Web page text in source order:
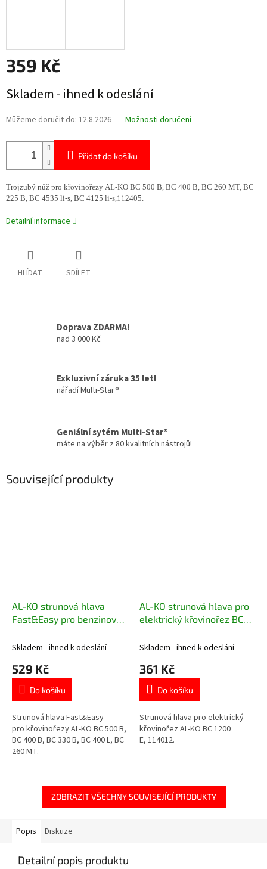
359 Kč
cena:
Skladem - ihned k odeslání
Můžeme doručit do: 12.8.2026 Možnosti doručení
Přidat do košíku
Trojzubý nůž pro křovinořezy AL-KO BC 500 B, BC 400 B, BC 260 MT, BC
225 B, BC 4535 li-s, BC 4125 li-s,112405.
Detailní informace
HLÍDAT SDÍLET
Doprava ZDARMA!
nad 3 000 Kč
Exkluzivní záruka 35 let!
nářadí Multi-Star®
Geniální sytém Multi-Star®
máte na výběr z 80 kvalitních nástrojů!
Související produkty
AL-KO strunová hlava
Fast&Easy pro benzinový
Skladem - ihned k odeslání
529 Kč
Do košíku
Strunová hlava Fast&Easy
pro křovinořezy AL-KO BC 500 B,
BC 400 B, BC 330 B, BC 400 L, BC
260 MT.
AL-KO strunová hlava pro
elektrický křovinořez BC
Skladem - ihned k odeslání
361 Kč
Do košíku
Strunová hlava pro elektrický
křovinořez AL-KO BC 1200
E, 114012.
ZOBRAZIT VŠECHNY SOUVISEJÍCÍ PRODUKTY
Popis Diskuze
Detailní popis produktu